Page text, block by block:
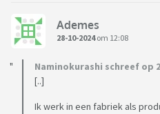
Ademes
28-10-2024om 12:08
Naminokurashi schreef op
[..]
Ik werk in een fabriek als